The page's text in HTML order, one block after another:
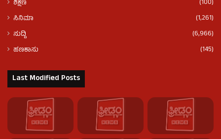
ಶಿಕ್ಷಣ
(100)
ಸಿನಿಮಾ
(1,261)
ಸುದ್ದಿ
(6,966)
ಹಣಕಾಸು
(145)
Last Modified Posts